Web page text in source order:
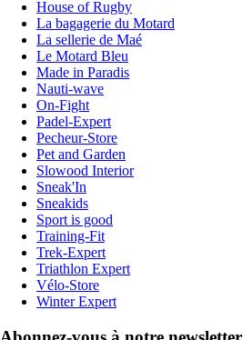
House of Rugby
La bagagerie du Motard
La sellerie de Maé
Le Motard Bleu
Made in Paradis
Nauti-wave
On-Fight
Padel-Expert
Pecheur-Store
Pet and Garden
Slowood Interior
Sneak'In
Sneakids
Sport is good
Training-Fit
Trek-Expert
Triathlon Expert
Vélo-Store
Winter Expert